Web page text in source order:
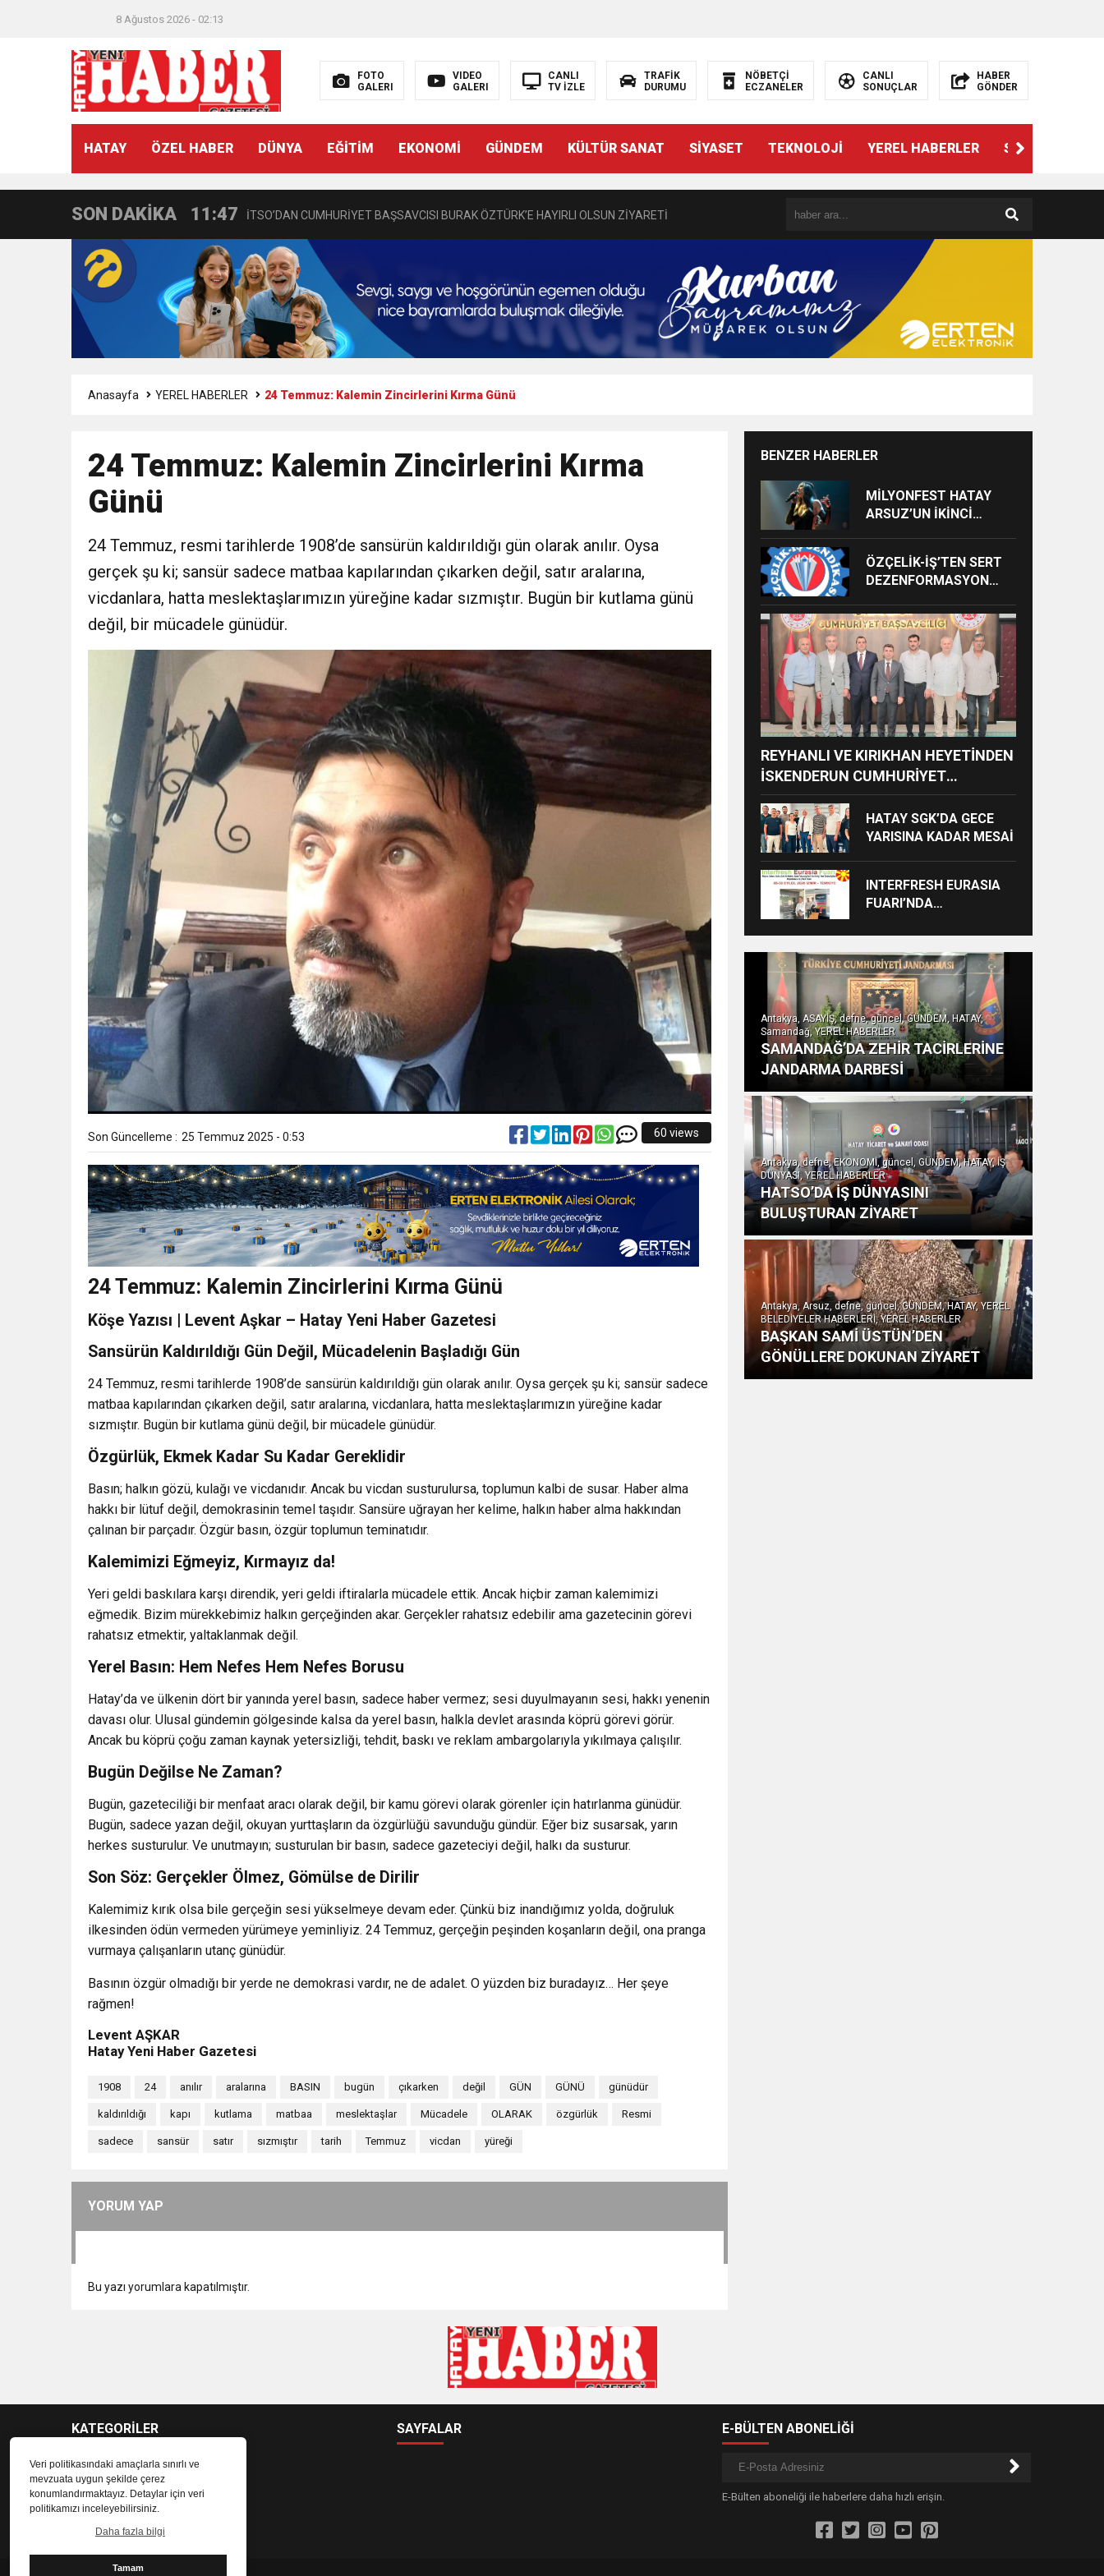
Veri politikasındaki amaçlarla sınırlı ve
mevzuata uygun şekilde çerez
konumlandırmaktayız. Detaylar için veri
politikamızı inceleyebilirsiniz.
Daha fazla bilgi
Tamam
8 Ağustos 2026 - 02:13
FOTO
GALERI
VIDEO
GALERI
CANLI
TV İZLE
TRAFİK
DURUMU
NÖBETÇİ
ECZANELER
CANLI
SONUÇLAR
HABER
GÖNDER
HATAY ÖZEL HABER DÜNYA EĞİTİM EKONOMİ GÜNDEM KÜLTÜR SANAT SİYASET TEKNOLOJİ YEREL HABERLER SPOR
SON DAKİKA
21:40
11:47 İTSO’DAN CUMHURİYET BAŞSAVCISI BURAK ÖZTÜRK’E HAYIRLI OLSUN ZİYARETİ
18:55 İNCE’NİN CHP’DE KALMASININ PERDE ARKASI: GÖRÜNENDEN DAHA FAZLASI MI VAR?
11:57 IŞIL Eczanesi Görkemli Bir Törenle Hizmete Açıldı
21:40
6:19 HBB BAŞKANI ÖNTÜRK’ÜN CUMHURİYET BAYRAMI MESAJI
21:40 CEYLANDERE’DE BAŞKAN EMRAH KARAÇAY’A SEVGİ SELİ
18:22 BAŞKAN SAMİ ÜSTÜN’DEN GÖNÜLLERE DOKUNAN ZİYARET
Anasayfa YEREL HABERLER 24 Temmuz: Kalemin Zincirlerini Kırma Günü
24 Temmuz: Kalemin Zincirlerini Kırma
Günü
24 Temmuz, resmi tarihlerde 1908’de sansürün kaldırıldığı gün olarak anılır. Oysa
gerçek şu ki; sansür sadece matbaa kapılarından çıkarken değil, satır aralarına,
vicdanlara, hatta meslektaşlarımızın yüreğine kadar sızmıştır. Bugün bir kutlama günü
değil, bir mücadele günüdür.
Son Güncelleme : 25 Temmuz 2025 - 0:53 60 views
24 Temmuz: Kalemin Zincirlerini Kırma Günü
Köşe Yazısı | Levent Aşkar – Hatay Yeni Haber Gazetesi
Sansürün Kaldırıldığı Gün Değil, Mücadelenin Başladığı Gün
24 Temmuz, resmi tarihlerde 1908’de sansürün kaldırıldığı gün olarak anılır. Oysa gerçek şu ki; sansür sadece
matbaa kapılarından çıkarken değil, satır aralarına, vicdanlara, hatta meslektaşlarımızın yüreğine kadar
sızmıştır. Bugün bir kutlama günü değil, bir mücadele günüdür.
Özgürlük, Ekmek Kadar Su Kadar Gereklidir
Basın; halkın gözü, kulağı ve vicdanıdır. Ancak bu vicdan susturulursa, toplumun kalbi de susar. Haber alma
hakkı bir lütuf değil, demokrasinin temel taşıdır. Sansüre uğrayan her kelime, halkın haber alma hakkından
çalınan bir parçadır. Özgür basın, özgür toplumun teminatıdır.
Kalemimizi Eğmeyiz, Kırmayız da!
Yeri geldi baskılara karşı direndik, yeri geldi iftiralarla mücadele ettik. Ancak hiçbir zaman kalemimizi
eğmedik. Bizim mürekkebimiz halkın gerçeğinden akar. Gerçekler rahatsız edebilir ama gazetecinin görevi
rahatsız etmektir, yaltaklanmak değil.
Yerel Basın: Hem Nefes Hem Nefes Borusu
Hatay’da ve ülkenin dört bir yanında yerel basın, sadece haber vermez; sesi duyulmayanın sesi, hakkı yenenin
davası olur. Ulusal gündemin gölgesinde kalsa da yerel basın, halkla devlet arasında köprü görevi görür.
Ancak bu köprü çoğu zaman kaynak yetersizliği, tehdit, baskı ve reklam ambargolarıyla yıkılmaya çalışılır.
Bugün Değilse Ne Zaman?
Bugün, gazeteciliği bir menfaat aracı olarak değil, bir kamu görevi olarak görenler için hatırlanma günüdür.
Bugün, sadece yazan değil, okuyan yurttaşların da özgürlüğü savunduğu gündür. Eğer biz susarsak, yarın
herkes susturulur. Ve unutmayın; susturulan bir basın, sadece gazeteciyi değil, halkı da susturur.
Son Söz: Gerçekler Ölmez, Gömülse de Dirilir
Kalemimiz kırık olsa bile gerçeğin sesi yükselmeye devam eder. Çünkü biz inandığımız yolda, doğruluk
ilkesinden ödün vermeden yürümeye yeminliyiz. 24 Temmuz, gerçeğin peşinden koşanların değil, ona pranga
vurmaya çalışanların utanç günüdür.
Basının özgür olmadığı bir yerde ne demokrasi vardır, ne de adalet. O yüzden biz buradayız… Her şeye
rağmen!
Levent AŞKAR
Hatay Yeni Haber Gazetesi
1908 24 anılır aralarına BASIN bugün çıkarken değil GÜN GÜNÜ günüdür
kaldırıldığı kapı kutlama matbaa meslektaşlar Mücadele OLARAK özgürlük Resmi
sadece sansür satır sızmıştır tarih Temmuz vicdan yüreği
YORUM YAP
Bu yazı yorumlara kapatılmıştır.
BENZER HABERLER
MİLYONFEST HATAY
ARSUZ’UN İKİNCİ
ALACAK
ÖZÇELİK-İŞ’TEN SERT
DEZENFORMASYON
VE CEZAİ SÜREÇ
BAŞLATILDI”
REYHANLI VE KIRIKHAN HEYETİNDEN
İSKENDERUN CUMHURİYET
BAŞSAVCILIĞINA ZİYARET
HATAY SGK’DA GECE
YARISINA KADAR MESAİ
INTERFRESH EURASIA
FUARI’NDA
BİRLİKLERİ İÇİN GERİ
SAYIM BAŞLADI
Antakya, ASAYİŞ, defne, güncel, GÜNDEM, HATAY,
Samandağ, YEREL HABERLER
SAMANDAĞ’DA ZEHİR TACİRLERİNE
JANDARMA DARBESİ
Antakya, defne, EKONOMİ, güncel, GÜNDEM, HATAY, İŞ
DÜNYASI, YEREL HABERLER
HATSO’DA İŞ DÜNYASINI
BULUŞTURAN ZİYARET
Antakya, Arsuz, defne, güncel, GÜNDEM, HATAY, YEREL
BELEDİYELER HABERLERİ, YEREL HABERLER
BAŞKAN SAMİ ÜSTÜN’DEN
GÖNÜLLERE DOKUNAN ZİYARET
KATEGORİLER SAYFALAR E-BÜLTEN ABONELİĞİ
E-Bülten aboneliği ile haberlere daha hızlı erişin.